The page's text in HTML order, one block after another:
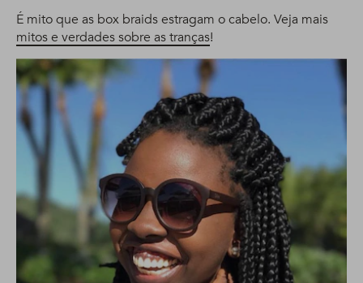
É mito que as box braids estragam o cabelo. Veja mais
mitos e verdades sobre as tranças!